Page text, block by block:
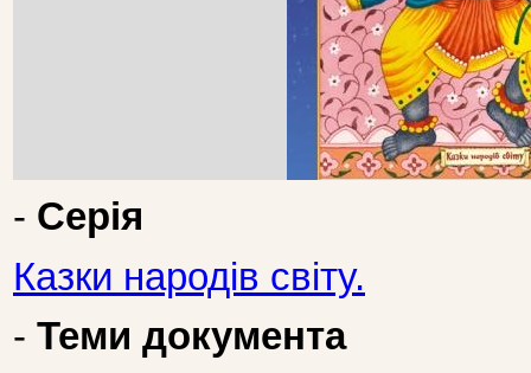
- Серія
Казки народів світу.
- Теми документа